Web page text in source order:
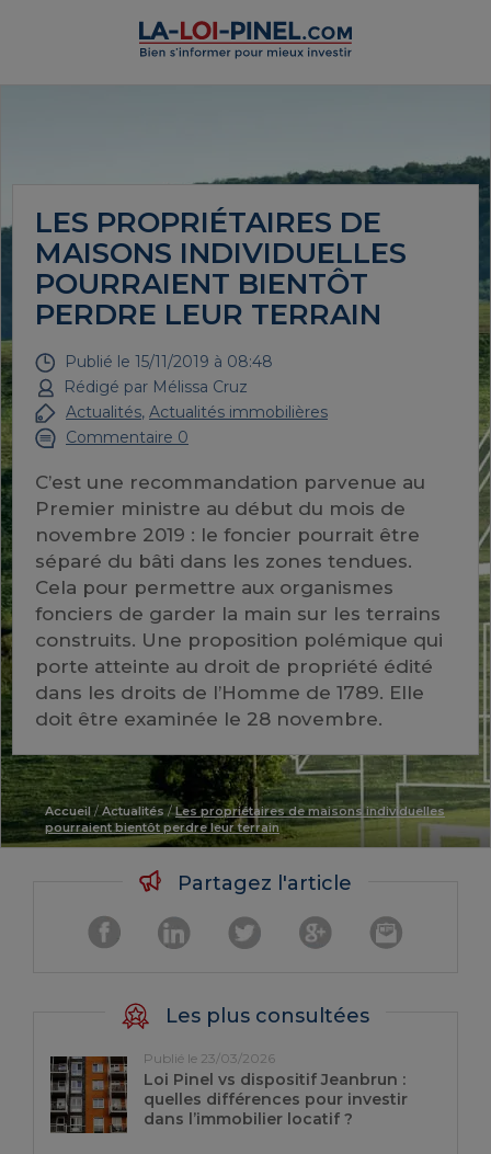
LES PROPRIÉTAIRES DE
MAISONS INDIVIDUELLES
POURRAIENT BIENTÔT
PERDRE LEUR TERRAIN
Publié le 15/11/2019 à 08:48
Rédigé par Mélissa Cruz
Actualités, Actualités immobilières
Commentaire 0
C’est une recommandation parvenue au
Premier ministre au début du mois de
novembre 2019 : le foncier pourrait être
séparé du bâti dans les zones tendues.
Cela pour permettre aux organismes
fonciers de garder la main sur les terrains
construits. Une proposition polémique qui
porte atteinte au droit de propriété édité
dans les droits de l’Homme de 1789. Elle
doit être examinée le 28 novembre.
Accueil / Actualités/Les propriétaires de maisons individuelles
pourraient bientôt perdre leur terrain
Partagez l'article
Les plus consultées
Publié le 23/03/2026
Loi Pinel vs dispositif Jeanbrun :
quelles différences pour investir
dans l’immobilier locatif ?